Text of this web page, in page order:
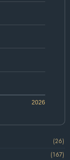
2026
(26)
(167)